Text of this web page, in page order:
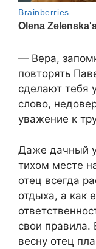
— Вера,
повторять
сделают тебя
слово,
уважение к
Даже дачный
тихом месте
отец всегда
отдыха, а как
свои
весну отец